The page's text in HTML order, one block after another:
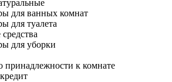
для ванных комнат
для туалета
для уборки
принадлежности к комнате